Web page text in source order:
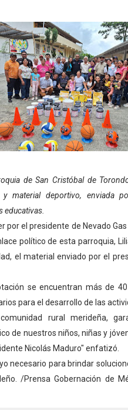
el Lacto grado para
de seguridad
económico con
alianzas e impulsa la
de Mérida sembraron
Venezuela Renace
para fortalecer la
espacios del OAN
con plan de asfaltado
fortalece la
Sánchez apadrina a
llega a Pueblo
de San Cristóbal de
material deportivo, enviada
educativas.
por el presidente de Nevado
político de esta parroquia,
el material enviado por el
se encuentran más de
para el desarrollo de las
rural merideña,
de nuestros niños, niñas y
Nicolás Maduro" enfatizó.
necesario para brindar
/Prensa Gobernación de